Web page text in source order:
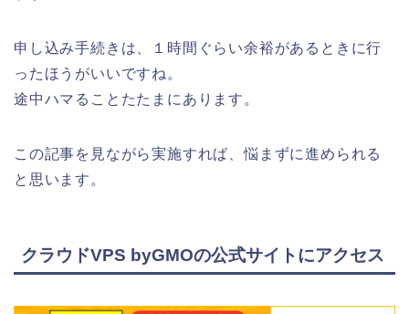
申し込み手続きは、１時間ぐらい余裕があるときに行
ったほうがいいですね。
途中ハマることたたまにあります。
この記事を見ながら実施すれば、悩まずに進められる
と思います。
クラウドVPS byGMOの公式サイトにアクセス